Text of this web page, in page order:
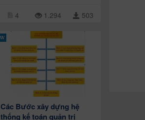
4 1.294 503
Các Bước xây dựng hệ
thống kế toán quản trị